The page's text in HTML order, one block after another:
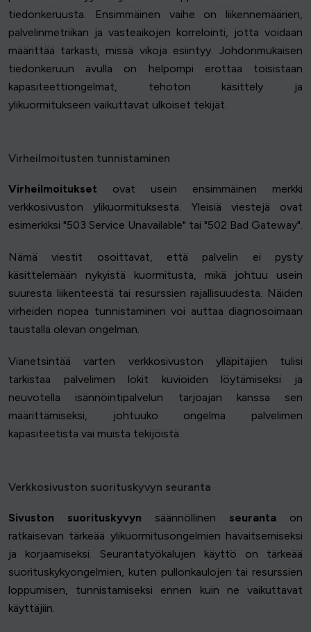
tiedonkeruusta. Ensimmäinen vaihe on liikennemäärien,
palvelinmetriikan ja vasteaikojen korrelointi, jotta voidaan
määrittää tarkasti, missä vikoja esiintyy. Johdonmukaisen
tiedonkeruun avulla on helpompi erottaa toisistaan
kapasiteettiongelmat, tehoton käsittely ja
ylikuormitukseen vaikuttavat ulkoiset tekijät.
Virheilmoitusten tunnistaminen
Virheilmoitukset ovat usein ensimmäinen merkki
verkkosivuston ylikuormituksesta. Yleisiä viestejä ovat
esimerkiksi "503 Service Unavailable" tai "502 Bad Gateway".
Nämä viestit osoittavat, että palvelin ei pysty
käsittelemään nykyistä kuormitusta, mikä johtuu usein
suuresta liikenteestä tai resurssien rajallisuudesta. Näiden
virheiden nopea tunnistaminen voi auttaa diagnosoimaan
taustalla olevan ongelman.
Vianetsintää varten verkkosivuston ylläpitäjien tulisi
tarkistaa palvelimen lokit kuvioiden löytämiseksi ja
neuvotella isännöintipalvelun tarjoajan kanssa sen
määrittämiseksi, johtuuko ongelma palvelimen
kapasiteetista vai muista tekijöistä.
Verkkosivuston suorituskyvyn seuranta
Sivuston suorituskyvyn säännöllinen seuranta on
ratkaisevan tärkeää ylikuormitusongelmien havaitsemiseksi
ja korjaamiseksi. Seurantatyökalujen käyttö on tärkeää
suorituskykyongelmien, kuten pullonkaulojen tai resurssien
loppumisen, tunnistamiseksi ennen kuin ne vaikuttavat
käyttäjiin.